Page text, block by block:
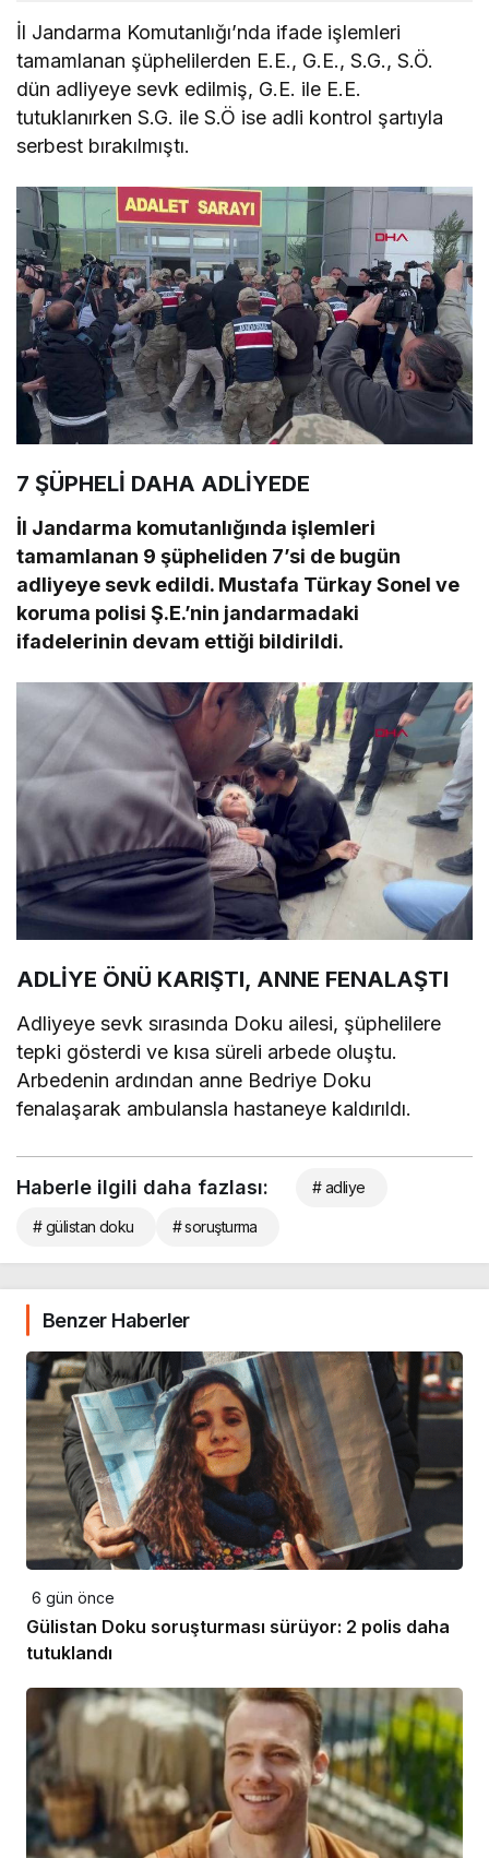
İl Jandarma Komutanlığı’nda ifade işlemleri
tamamlanan şüphelilerden E.E., G.E., S.G., S.Ö.
dün adliyeye sevk edilmiş, G.E. ile E.E.
tutuklanırken S.G. ile S.Ö ise adli kontrol şartıyla
serbest bırakılmıştı.
7 ŞÜPHELİ DAHA ADLİYEDE
İl Jandarma komutanlığında işlemleri
tamamlanan 9 şüpheliden 7’si de bugün
adliyeye sevk edildi. Mustafa Türkay Sonel ve
koruma polisi Ş.E.’nin jandarmadaki
ifadelerinin devam ettiği bildirildi.
ADLİYE ÖNÜ KARIŞTI, ANNE FENALAŞTI
Adliyeye sevk sırasında Doku ailesi, şüphelilere
tepki gösterdi ve kısa süreli arbede oluştu.
Arbedenin ardından anne Bedriye Doku
fenalaşarak ambulansla hastaneye kaldırıldı.
Haberle ilgili daha fazlası: # adliye
# gülistan doku # soruşturma
Benzer Haberler
6 gün önce
Gülistan Doku soruşturması sürüyor: 2 polis daha
tutuklandı